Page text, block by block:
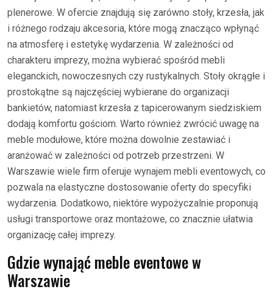
plenerowe. W ofercie znajdują się zarówno stoły, krzesła, jak
i różnego rodzaju akcesoria, które mogą znacząco wpłynąć
na atmosferę i estetykę wydarzenia. W zależności od
charakteru imprezy, można wybierać spośród mebli
eleganckich, nowoczesnych czy rustykalnych. Stoły okrągłe i
prostokątne są najczęściej wybierane do organizacji
bankietów, natomiast krzesła z tapicerowanym siedziskiem
dodają komfortu gościom. Warto również zwrócić uwagę na
meble modułowe, które można dowolnie zestawiać i
aranżować w zależności od potrzeb przestrzeni. W
Warszawie wiele firm oferuje wynajem mebli eventowych, co
pozwala na elastyczne dostosowanie oferty do specyfiki
wydarzenia. Dodatkowo, niektóre wypożyczalnie proponują
usługi transportowe oraz montażowe, co znacznie ułatwia
organizację całej imprezy.
Gdzie wynająć meble eventowe w
Warszawie